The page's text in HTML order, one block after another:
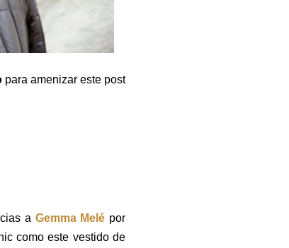
para amenizar este post
a Gemma Melé por
como este vestido de